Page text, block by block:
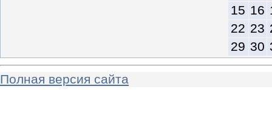
15 16
22 23
29 30
Полная версия сайта